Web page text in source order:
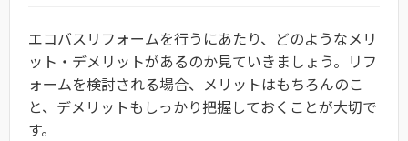
エコバスリフォームを行うにあたり、どのようなメリ
ット・デメリットがあるのか見ていきましょう。リフ
ォームを検討される場合、メリットはもちろんのこ
と、デメリットもしっかり把握しておくことが大切で
す。